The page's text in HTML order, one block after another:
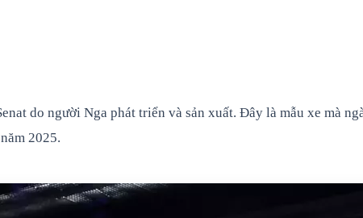
do người Nga phát triển và sản xuất. Đây là mẫu xe mà
2025.